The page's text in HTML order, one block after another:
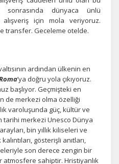
sonrasında dünyaca ünlü
için mola veriyoruz.
transfer. Geceleme otelde.
ardından ülkenin en
’ya doğru yola çıkıyoruz.
başlıyor. Geçmişteki en
de merkezi olma özelliği
varoluşunda güç, kültür ve
tarihi merkezi Unesco Dünya
bin yıllık kiliseleri ve
gösterişli anıtları,
son derece zengin bir
sahiptir. Hristiyanlık